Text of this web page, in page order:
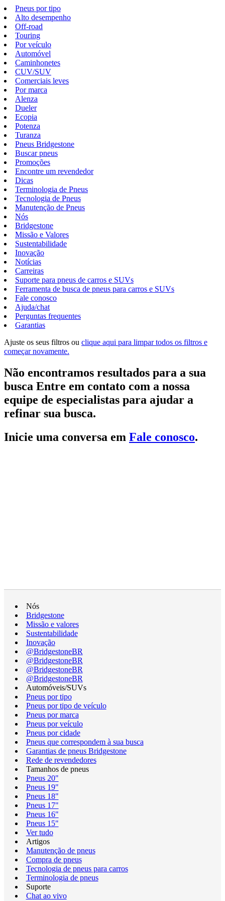
Pneus por tipo
Alto desempenho
Off-road
Touring
Por veículo
Automóvel
Caminhonetes
CUV/SUV
Comerciais leves
Por marca
Alenza
Dueler
Ecopia
Potenza
Turanza
Pneus Bridgestone
Buscar pneus
Promoções
Encontre um revendedor
Dicas
Terminologia de Pneus
Tecnologia de Pneus
Manutenção de Pneus
Nós
Bridgestone
Missão e Valores
Sustentabilidade
Inovação
Notícias
Carreiras
Suporte para pneus de carros e SUVs
Ferramenta de busca de pneus para carros e SUVs
Fale conosco
Ajuda/chat
Perguntas frequentes
Garantias
Ajuste os seus filtros ou clique aqui para limpar todos os filtros e
começar novamente.
Não encontramos resultados para a sua
busca Entre em contato com a nossa
equipe de especialistas para ajudar a
refinar sua busca.
Inicie uma conversa em Fale conosco.
Nós
Bridgestone
Missão e valores
Sustentabilidade
Inovação
@BridgestoneBR
@BridgestoneBR
@BridgestoneBR
@BridgestoneBR
Automóveis/SUVs
Pneus por tipo
Pneus por tipo de veículo
Pneus por marca
Pneus por veículo
Pneus por cidade
Pneus que correspondem à sua busca
Garantias de pneus Bridgestone
Rede de revendedores
Tamanhos de pneus
Pneus 20"
Pneus 19"
Pneus 18"
Pneus 17"
Pneus 16"
Pneus 15"
Ver tudo
Artigos
Manutenção de pneus
Compra de pneus
Tecnologia de pneus para carros
Terminologia de pneus
Suporte
Chat ao vivo